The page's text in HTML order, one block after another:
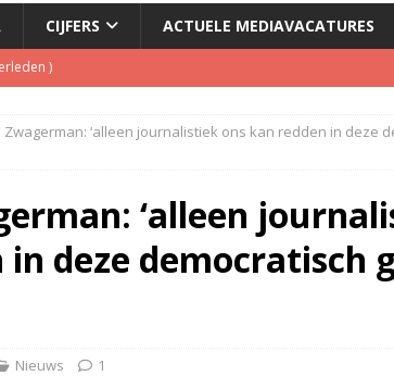
CIJFERS ACTUELE MEDIAVACATURES
)
podcasts in gevaar met skipknop)
de Boer geschorst na dickpic in groepsapp)
‘alleen journalistiek ons kan redden in deze
‘alleen
in deze democratisch
Nieuws 1